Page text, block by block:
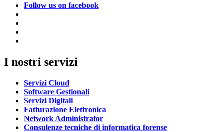
Follow us on facebook
I nostri servizi
Servizi Cloud
Software Gestionali
Servizi Digitali
Fatturazione Elettronica
Network Administrator
Consulenze tecniche di informatica forense